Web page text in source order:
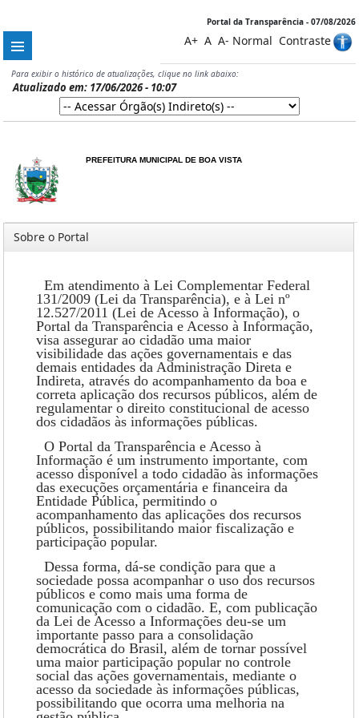
Portal da Transparência - 07/08/2026
A+ A A- Normal Contraste
Para exibir o histórico de atualizações, clique no link abaixo:
Atualizado em: 17/06/2026 - 10:07
PREFEITURA MUNICIPAL DE BOA VISTA
Sobre o Portal
Em atendimento à Lei Complementar Federal
131/2009 (Lei da Transparência), e à Lei nº
12.527/2011 (Lei de Acesso à Informação), o
Portal da Transparência e Acesso à Informação,
visa assegurar ao cidadão uma maior
visibilidade das ações governamentais e das
demais entidades da Administração Direta e
Indireta, através do acompanhamento da boa e
correta aplicação dos recursos públicos, além de
regulamentar o direito constitucional de acesso
dos cidadãos às informações públicas.
O Portal da Transparência e Acesso à
Informação é um instrumento importante, com
acesso disponível a todo cidadão às informações
das execuções orçamentária e financeira da
Entidade Pública, permitindo o
acompanhamento das aplicações dos recursos
públicos, possibilitando maior fiscalização e
participação popular.
Dessa forma, dá-se condição para que a
sociedade possa acompanhar o uso dos recursos
públicos e como mais uma forma de
comunicação com o cidadão. E, com publicação
da Lei de Acesso a Informações deu-se um
importante passo para a consolidação
democrática do Brasil, além de tornar possível
uma maior participação popular no controle
social das ações governamentais, mediante o
acesso da sociedade às informações públicas,
possibilitando que ocorra uma melhoria na